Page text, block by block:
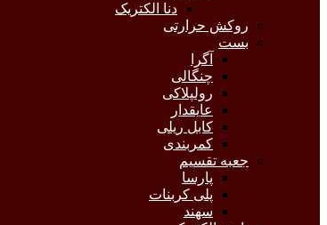
دنا الکتریک
روکش حرارتی
بست
آگرا
چنگالی
رولپلاکی
عایقدار
کابل ریلی
کمربندی
جعبه تقسیم
پارسا
پلی کربنات
سهند